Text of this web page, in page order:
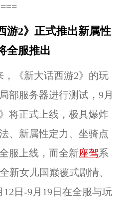
游2》正式推出新属性
全服推出
《新大话西游2》的玩
部服务器进行测试，9月
将正式上线，极具爆炸
法、新属性定力、坐骑点
全服上线，而全新座驾系
新女儿国巅覆式剧情、
12日-9月19日 在全服与玩